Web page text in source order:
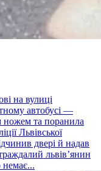
на вулиці
автобусі —
ножем та поранила
Львівської
двері й надав
львів’янин
немає...